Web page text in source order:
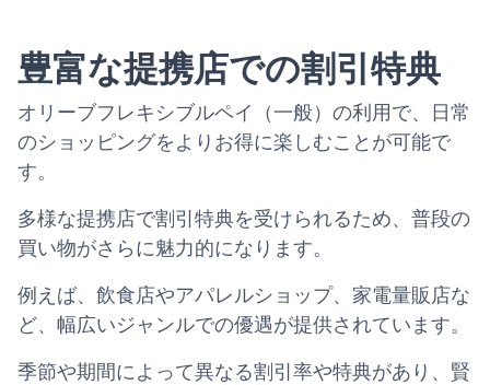
豊富な提携店での割引特典
オリーブフレキシブルペイ（一般）の利用で、日常
のショッピングをよりお得に楽しむことが可能で
す。
多様な提携店で割引特典を受けられるため、普段の
買い物がさらに魅力的になります。
例えば、飲食店やアパレルショップ、家電量販店な
ど、幅広いジャンルでの優遇が提供されています。
季節や期間によって異なる割引率や特典があり、賢